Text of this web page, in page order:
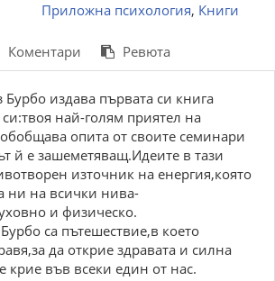
Приложна психология, Книги
Коментари Ревюта
Бурбо издава първата си книга
най-голям приятел на
опита от своите семинари
й е зашеметяващ.Идеите в тази
източник на енергия,която
ни на всички нива-
и физическо.
са пътешествие,в което
да открие здравата и силна
крие във всеки един от нас.